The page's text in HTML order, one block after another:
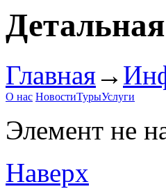
Главная→
О нас НовостиТурыУслуги
Элемент не
Наверх